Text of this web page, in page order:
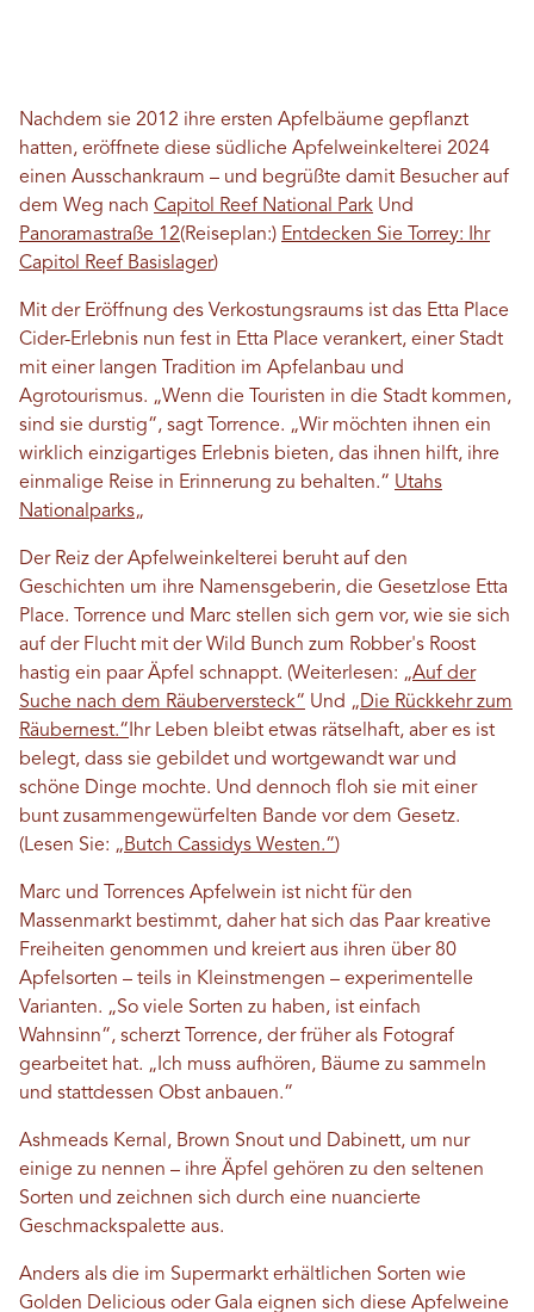
Nachdem sie 2012 ihre ersten Apfelbäume gepflanzt
hatten, eröffnete diese südliche Apfelweinkelterei 2024
einen Ausschankraum – und begrüßte damit Besucher auf
dem Weg nach Capitol Reef National Park Und
Panoramastraße 12(Reiseplan:) Entdecken Sie Torrey: Ihr
Capitol Reef Basislager)
Mit der Eröffnung des Verkostungsraums ist das Etta Place
Cider-Erlebnis nun fest in Etta Place verankert, einer Stadt
mit einer langen Tradition im Apfelanbau und
Agrotourismus. „Wenn die Touristen in die Stadt kommen,
sind sie durstig“, sagt Torrence. „Wir möchten ihnen ein
wirklich einzigartiges Erlebnis bieten, das ihnen hilft, ihre
einmalige Reise in Erinnerung zu behalten.“ Utahs
Nationalparks„
Der Reiz der Apfelweinkelterei beruht auf den
Geschichten um ihre Namensgeberin, die Gesetzlose Etta
Place. Torrence und Marc stellen sich gern vor, wie sie sich
auf der Flucht mit der Wild Bunch zum Robber's Roost
hastig ein paar Äpfel schnappt. (Weiterlesen: „Auf der
Suche nach dem Räuberversteck“ Und „Die Rückkehr zum
Räubernest.“ Ihr Leben bleibt etwas rätselhaft, aber es ist
belegt, dass sie gebildet und wortgewandt war und
schöne Dinge mochte. Und dennoch floh sie mit einer
bunt zusammengewürfelten Bande vor dem Gesetz.
(Lesen Sie: „Butch Cassidys Westen.“)
Marc und Torrences Apfelwein ist nicht für den
Massenmarkt bestimmt, daher hat sich das Paar kreative
Freiheiten genommen und kreiert aus ihren über 80
Apfelsorten – teils in Kleinstmengen – experimentelle
Varianten. „So viele Sorten zu haben, ist einfach
Wahnsinn“, scherzt Torrence, der früher als Fotograf
gearbeitet hat. „Ich muss aufhören, Bäume zu sammeln
und stattdessen Obst anbauen.“
Ashmeads Kernal, Brown Snout und Dabinett, um nur
einige zu nennen – ihre Äpfel gehören zu den seltenen
Sorten und zeichnen sich durch eine nuancierte
Geschmackspalette aus.
Anders als die im Supermarkt erhältlichen Sorten wie
Golden Delicious oder Gala eignen sich diese Apfelweine